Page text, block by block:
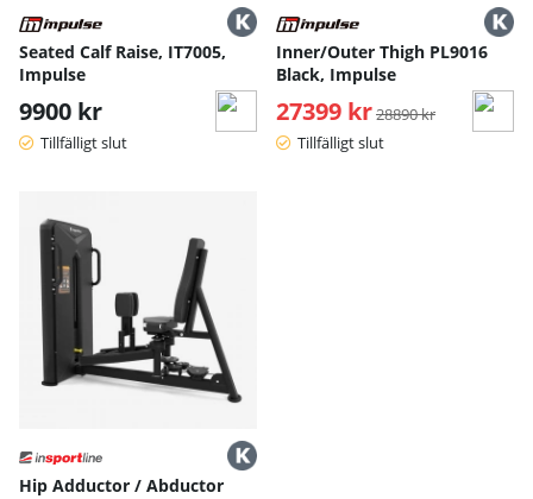
Seated Calf Raise, IT7005,
Impulse
9900 kr
Tillfälligt slut
Inner/Outer Thigh PL9016
Black, Impulse
27399 kr Ordinarie pris:
28890 kr
Tillfälligt slut
Hip Adductor / Abductor